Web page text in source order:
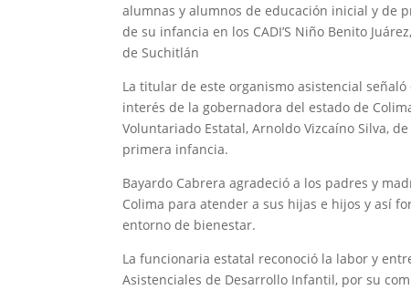
alumnas y alumnos de educación inicial y de
de su infancia en los CADI’S Niño Benito
de Suchitlán
La titular de este organismo asistencial
interés de la gobernadora del estado de
Voluntariado Estatal, Arnoldo Vizcaíno Silva,
primera infancia.
Bayardo Cabrera agradeció a los padres y
Colima para atender a sus hijas e hijos y así
entorno de bienestar.
La funcionaria estatal reconoció la labor y
Asistenciales de Desarrollo Infantil, por su